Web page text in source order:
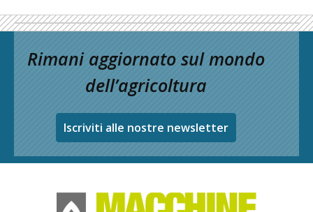
Rimani aggiornato sul mondo
dell’agricoltura
Iscriviti alle nostre newsletter